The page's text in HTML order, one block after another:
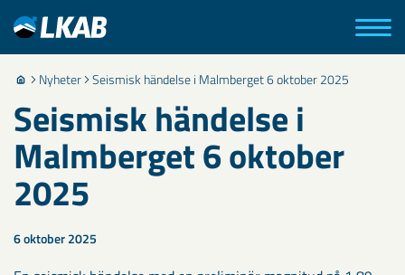
Nyheter Seismisk händelse i Malmberget 6 oktober 2025
Seismisk händelse i
Malmberget 6 oktober
2025
6 oktober 2025